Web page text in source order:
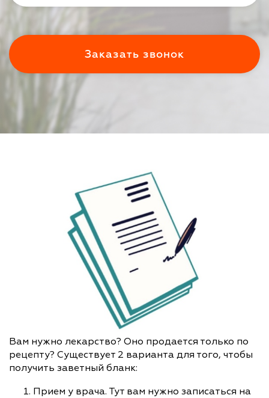
Вам нужно лекарство? Оно продается только по
рецепту? Существует 2 варианта для того, чтобы
получить заветный бланк:
Прием у врача. Тут вам нужно записаться на